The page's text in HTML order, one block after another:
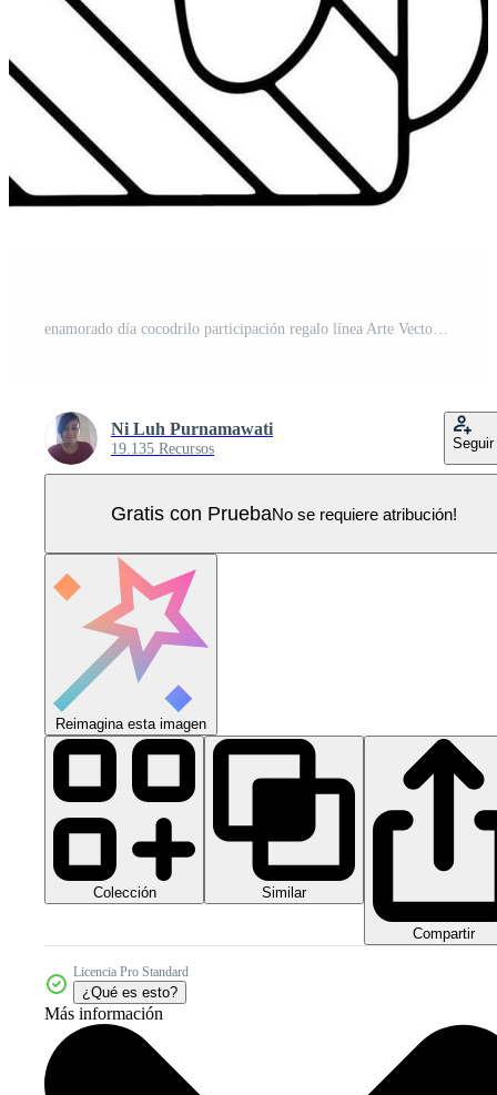
enamorado día cocodrilo participación regalo línea Arte Vector Pro
Ni Luh Purnamawati
19.135 Recursos Seguir
Gratis con PruebaNo se requiere atribución!
Reimagina esta imagen
Colección Similar
Compartir
Licencia Pro Standard
¿Qué es esto?
Más información